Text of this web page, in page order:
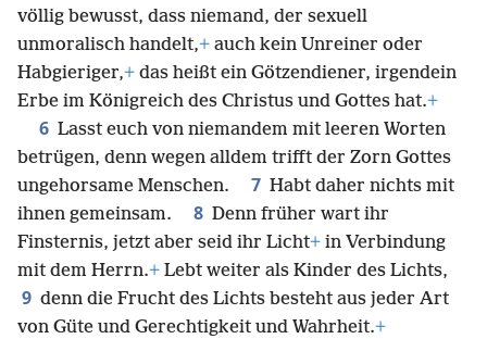
völlig bewusst, dass niemand, der sexuell
unmoralisch handelt,+ auch kein Unreiner oder
Habgieriger,+ das heißt ein Götzendiener, irgendein
Erbe im Königreich des Christus und Gottes hat.+
6 Lasst euch von niemandem mit leeren Worten
betrügen, denn wegen alldem trifft der Zorn Gottes
ungehorsame Menschen.
7 Habt daher nichts mit
ihnen gemeinsam.
8 Denn früher wart ihr
Finsternis, jetzt aber seid ihr Licht+ in Verbindung
mit dem Herrn.+ Lebt weiter als Kinder des Lichts,
9 denn die Frucht des Lichts besteht aus jeder Art
von Güte und Gerechtigkeit und Wahrheit.+